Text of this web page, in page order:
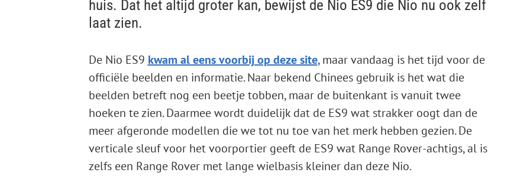
huis. Dat het altijd groter kan, bewijst de Nio ES9 die Nio nu ook zelf
laat zien.
De Nio ES9 kwam al eens voorbij op deze site, maar vandaag is het tijd voor de
officiële beelden en informatie. Naar bekend Chinees gebruik is het wat die
beelden betreft nog een beetje tobben, maar de buitenkant is vanuit twee
hoeken te zien. Daarmee wordt duidelijk dat de ES9 wat strakker oogt dan de
meer afgeronde modellen die we tot nu toe van het merk hebben gezien. De
verticale sleuf voor het voorportier geeft de ES9 wat Range Rover-achtigs, al is
zelfs een Range Rover met lange wielbasis kleiner dan deze Nio.